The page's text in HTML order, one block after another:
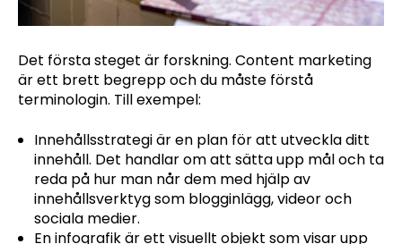
Det första steget är forskning. Content marketing
är ett brett begrepp och du måste förstå
terminologin. Till exempel:
Innehållsstrategi är en plan för att utveckla ditt
innehåll. Det handlar om att sätta upp mål och ta
reda på hur man når dem med hjälp av
innehållsverktyg som blogginlägg, videor och
sociala medier.
En infografik är ett visuellt objekt som visar upp